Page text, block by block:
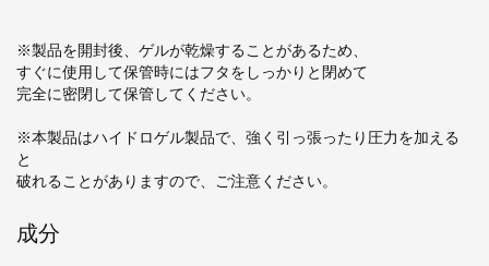
※製品を開封後、ゲルが乾燥することがあるため、
すぐに使用して保管時にはフタをしっかりと閉めて
完全に密閉して保管してください。
※本製品はハイドロゲル製品で、強く引っ張ったり圧力を加える
と
破れることがありますので、ご注意ください。
成分